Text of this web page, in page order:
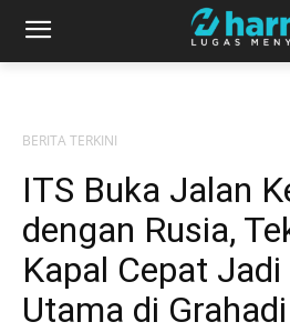
BERITA TERKINI
ITS Buka Jalan
dengan Rusia,
Kapal Cepat
Utama di Grahadi